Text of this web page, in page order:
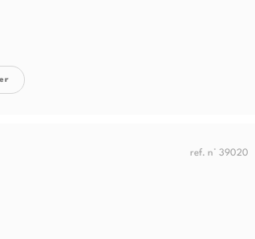
ref. n° 39020